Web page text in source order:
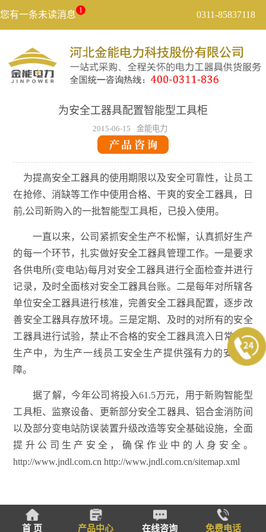
您有一条未读消息 1 0311-85837118
为安全工器具配置智能型工具柜
2015-06-15 金能电力
为提高安全工器具的使用期限以及安全可靠性，让员工
在抢修、消缺等工作中使用合格、干爽的安全工器具，日
前,公司新购入的一批智能型工具柜，已投入使用。
一直以来，公司紧抓安全生产不松懈，认真抓好生产
的每一个环节，扎实做好安全工器具管理工作。一是要求
各供电所(变电站)每月对安全工器具进行全面检查并进行
记录，及时全面核对安全工器具台账。二是每年对所辖各
单位安全工器具进行核准，完善安全工器具配置，逐步改
善安全工器具存放环境。三是定期、及时的对所有的安全
工器具进行试验，禁止不合格的安全工器具流入日常工作
生产中，为生产一线员工安全生产提供强有力的安全保
障。
据了解，今年公司将投入61.5万元，用于新购智能型
工具柜、监察设备、更新部分安全工器具、铝合金消防间
以及部分变电站防误装置升级改造等安全基础设施，全面
提升公司生产安全，确保作业中的人身安全。
http://www.jndl.com.cn http://www.jndl.com.cn/sitemap.xml
首 页 产品中心 在线咨询 免费电话